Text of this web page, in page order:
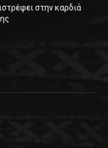
στην καρδιά